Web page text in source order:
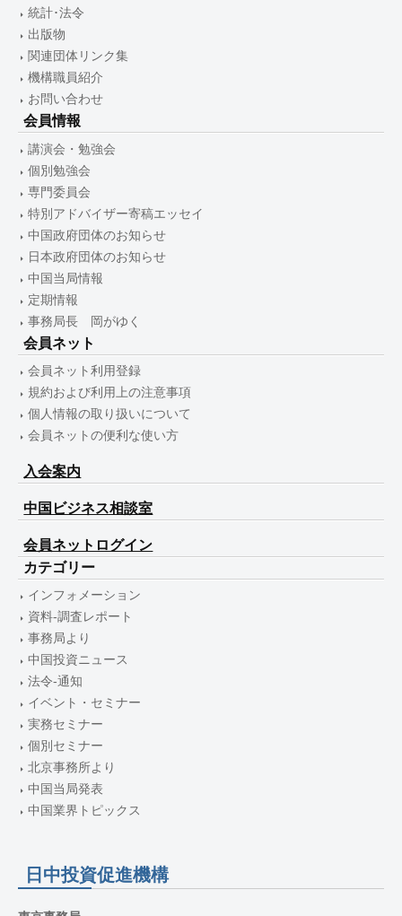
統計･法令
出版物
関連団体リンク集
機構職員紹介
お問い合わせ
会員情報
講演会・勉強会
個別勉強会
専門委員会
特別アドバイザー寄稿エッセイ
中国政府団体のお知らせ
日本政府団体のお知らせ
中国当局情報
定期情報
事務局長 岡がゆく
会員ネット
会員ネット利用登録
規約および利用上の注意事項
個人情報の取り扱いについて
会員ネットの便利な使い方
入会案内
中国ビジネス相談室
会員ネットログイン
カテゴリー
インフォメーション
資料-調査レポート
事務局より
中国投資ニュース
法令-通知
イベント・セミナー
実務セミナー
個別セミナー
北京事務所より
中国当局発表
中国業界トピックス
日中投資促進機構